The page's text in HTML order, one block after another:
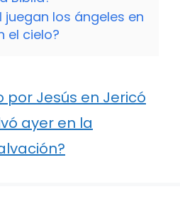
juegan los ángeles en
el cielo?
por Jesús en Jericó
ayer en la